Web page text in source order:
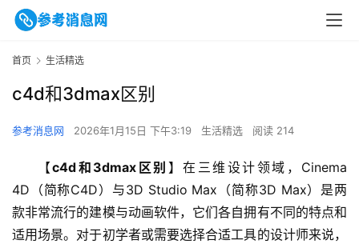
首页 生活精选
c4d和3dmax区别
参考消息网 2026年1月15日 下午3:19 生活精选 阅读 214
【c4d和3dmax区别 】在三维设计领域，Cinema
4D（简称C4D）与3D Studio Max（简称3D Max）是两
款非常流行的建模与动画软件，它们各自拥有不同的特点和
适用场景。对于初学者或需要选择合适工具的设计师来说，